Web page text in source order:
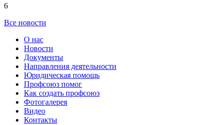
6
Все новости
О нас
Новости
Документы
Направления деятельности
Юридическая помощь
Профсоюз помог
Как создать профсоюз
Фотогалерея
Видео
Контакты